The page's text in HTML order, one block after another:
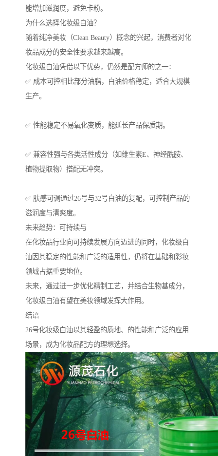
能增加滋润度，避免卡粉。
为什么选择化妆级白油？
随着纯净美妆（Clean Beauty）概念的兴起，消费者对化
妆品成分的安全性要求越来越高。
化妆级白油凭借以下优势，仍然是配方师的之一：
✅ 成本可控相比部分油脂，白油价格稳定，适合大规模
生产。
✅ 性能稳定不易氧化变质，能延长产品保质期。
✅ 兼容性强与各类活性成分（如维生素E、神经酰胺、
植物提取物）搭配无冲突。
✅ 肤感可调通过26号与32号白油的复配，可控制产品的
滋润度与清爽度。
未来趋势：可持续与
在化妆品行业向可持续发展方向迈进的同时，化妆级白
油因其稳定的性能和广泛的适用性，仍将在基础和彩妆
领域占据重要地位。
未来，通过进一步优化精制工艺，并结合生物基成分，
化妆级白油有望在美妆领域发挥大作用。
结语
26号化妆级白油以其轻盈的质地、的性能和广泛的应用
场景，成为化妆品配方的理想选择。